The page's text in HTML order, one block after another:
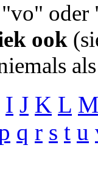
ook
I J K L
q r s t u